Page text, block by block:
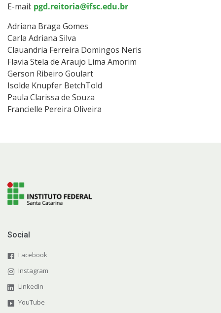
E-mail: pgd.reitoria@ifsc.edu.br
Adriana Braga Gomes
Carla Adriana Silva
Clauandria Ferreira Domingos Neris
Flavia Stela de Araujo Lima Amorim
Gerson Ribeiro Goulart
Isolde Knupfer BetchTold
Paula Clarissa de Souza
Francielle Pereira Oliveira
Social
Facebook
Instagram
LinkedIn
YouTube